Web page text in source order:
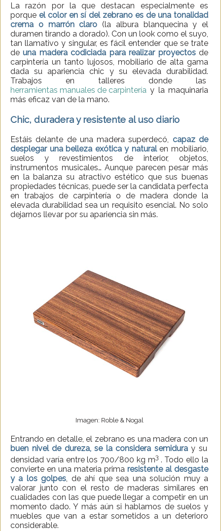
La razón por la que destacan especialmente es
porque el color en sí del zebrano es de una tonalidad
crema o marrón claro (la albura blanquecina y el
duramen tirando a dorado). Con un look como el suyo,
tan llamativo y singular, es fácil entender que se trate
deuna madera codiciada para realizar proyectosde
carpintería un tanto lujosos, mobiliario de alta gama
dada su apariencia chic y su elevada durabilidad.
Trabajos en talleres donde las
herramientas manuales de carpintería y la maquinaria
más eficaz van de la mano.
Chic, duradera y resistente al uso diario
Estáis delante de una madera superdecó, capaz de
desplegar una belleza exótica y naturalen mobiliario,
suelos y revestimientos de interior, objetos,
instrumentos musicales… Aunque parecen pesar más
en la balanza su atractivo estético que sus buenas
propiedades técnicas, puede ser la candidata perfecta
en trabajos de carpintería o de madera donde la
elevada durabilidad sea un requisito esencial. No solo
dejarnos llevar por su apariencia sin más.
Imagen: Roble & Nogal
Entrando en detalle, el zebrano es una madera con un
buen nivel de dureza, se la considera semiduray su
densidad varía entre los 700/800 kg m3 . Todo ello la
convierte en una materia prima resistente al desgaste
y a los golpes, de ahí que sea una solución muy a
valorar junto con el resto de maderas similares en
cualidades con las que puede llegar a competir en un
momento dado. Y más aún si hablamos de suelos y
muebles que van a estar sometidos a un deterioro
considerable.